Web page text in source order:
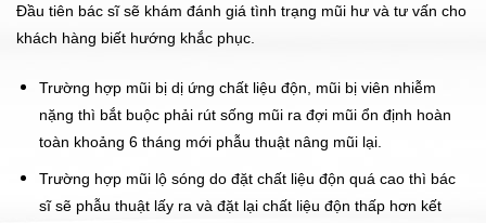
Đầu tiên bác sĩ sẽ khám đánh giá tình trạng mũi hư và tư vấn cho
khách hàng biết hướng khắc phục.
Trường hợp mũi bị dị ứng chất liệu độn, mũi bị viên nhiễm
nặng thì bắt buộc phải rút sống mũi ra đợi mũi ổn định hoàn
toàn khoảng 6 tháng mới phẫu thuật nâng mũi lại.
Trường hợp mũi lộ sóng do đặt chất liệu độn quá cao thì bác
sĩ sẽ phẫu thuật lấy ra và đặt lại chất liệu độn thấp hơn kết